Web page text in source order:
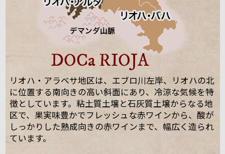
リオハ・アラベサ地区は、エブロ川左岸、リオハの北
に位置する南向きの高い斜面にあり、冷涼な気候を特
徴としています。粘土質土壌と石灰質土壌からなる地
区で、果実味豊かでフレッシュな赤ワインから、酸が
しっかりした熟成向きの赤ワインまで、幅広く造られ
ています。